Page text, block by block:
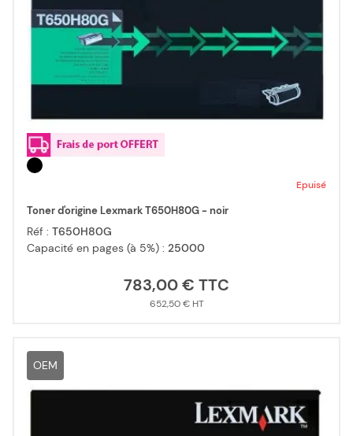
Epuisé
Toner d'origine Lexmark T650H80G - noir
Réf : T650H80G
Capacité en pages (à 5%) : 25000
783,00 €
652,50 €
OEM